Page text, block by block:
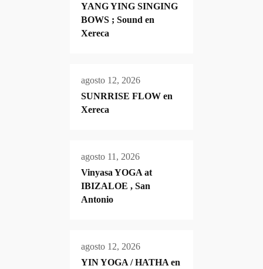
YANG YING SINGING
BOWS ; Sound en
Xereca
agosto 12, 2026
SUNRRISE FLOW en
Xereca
agosto 11, 2026
Vinyasa YOGA at
IBIZALOE , San
Antonio
agosto 12, 2026
YIN YOGA / HATHA en